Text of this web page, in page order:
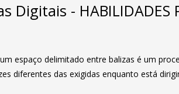
Digitais - HABILIDADES
espaço delimitado entre balizas é um
diferentes das exigidas enquanto está